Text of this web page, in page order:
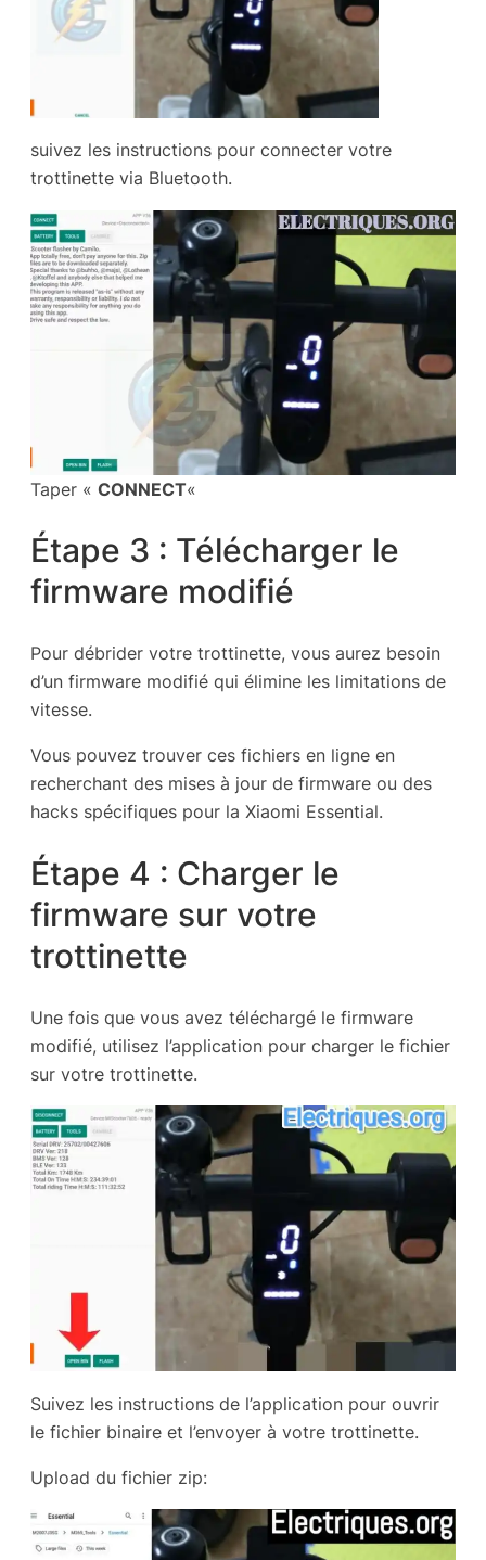
suivez les instructions pour connecter votre
trottinette via Bluetooth.
Taper « CONNECT«
Étape 3 : Télécharger le
firmware modifié
Pour débrider votre trottinette, vous aurez besoin
d’un firmware modifié qui élimine les limitations de
vitesse.
Vous pouvez trouver ces fichiers en ligne en
recherchant des mises à jour de firmware ou des
hacks spécifiques pour la Xiaomi Essential.
Étape 4 : Charger le
firmware sur votre
trottinette
Une fois que vous avez téléchargé le firmware
modifié, utilisez l’application pour charger le fichier
sur votre trottinette.
Suivez les instructions de l’application pour ouvrir
le fichier binaire et l’envoyer à votre trottinette.
Upload du fichier zip: